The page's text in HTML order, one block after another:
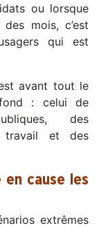
ou lorsque
mois, c’est
qui est
avant tout le
: celui de
des
travail et des
cause les
extrêmes